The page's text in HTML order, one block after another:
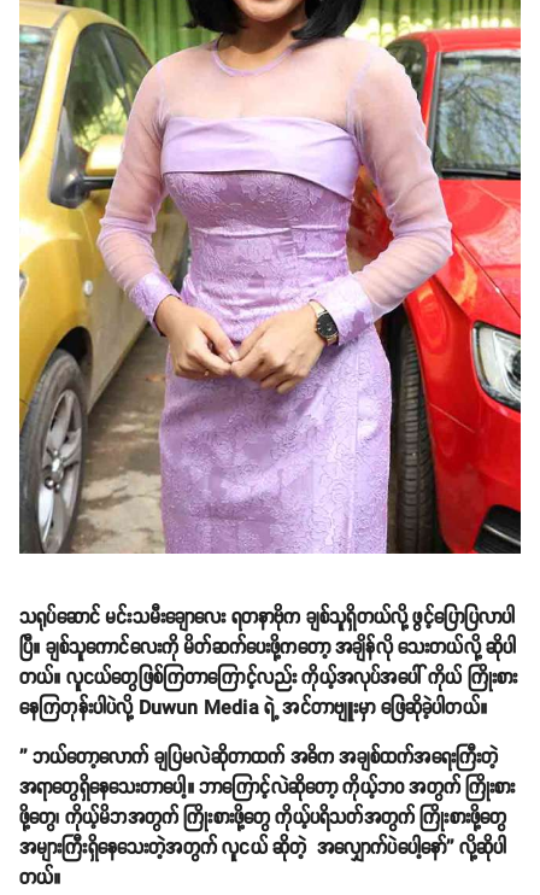
သရုပ်ဆောင် မင်းသမီးချောလေး ရတနာဗိုက ချစ်သူရှိတယ်လို့ ဖွင့်ပြောပြလာပါ
ပြီ။ ချစ်သူကောင်လေးကို မိတ်ဆက်ပေးဖို့ကတော့ အချိန်လို သေးတယ်လို့ ဆိုပါ
တယ်။ လူငယ်တွေဖြစ်ကြတာကြောင့်လည်း ကိုယ့်အလုပ်အပေါ် ကိုယ် ကြိုးစား
နေကြတုန်းပါပဲလို့ Duwun Media ရဲ့ အင်တာဗျူးမှာ ဖြေဆိုခဲ့ပါတယ်။
'' ဘယ်တော့လောက် ချပြမလဲဆိုတာထက် အဓိက အချစ်ထက်အရေးကြီးတဲ့
အရာတွေရှိနေသေးတာပေါ့။ ဘာကြောင့်လဲဆိုတော့ ကိုယ့်ဘဝ အတွက် ကြိုးစား
ဖို့တွေ၊ ကိုယ့်မိဘအတွက် ကြိုးစားဖို့တွေ ကိုယ့်ပရိသတ်အတွက် ကြိုးစားဖို့တွေ
အများကြီးရှိနေသေးတဲ့အတွက် လူငယ် ဆိုတဲ့ အလျှောက်ပဲပေါ့နော်'' လို့ဆိုပါ
တယ်။